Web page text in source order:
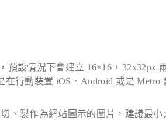
預設情況下會建立 16×16 + 32x32px
行動裝置 iOS、Android 或是 Metro
、製作為網站圖示的圖片，建議最